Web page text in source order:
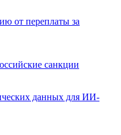
от переплаты за
санкции
данных для ИИ-